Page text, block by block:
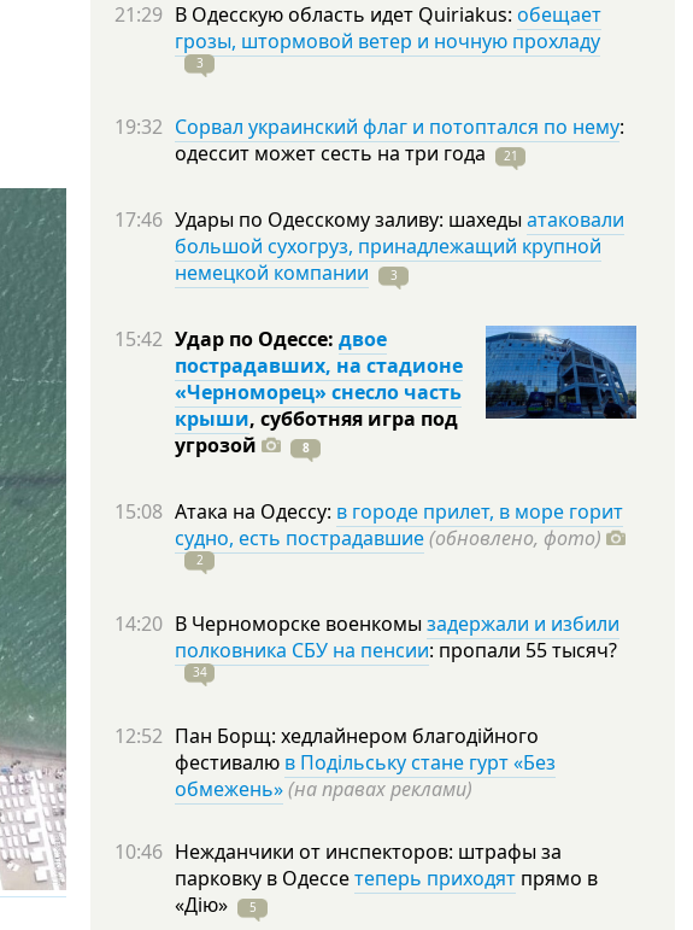
21:29 В Одесскую область идет Quiriakus: обещает
грозы, штормовой ветер и ночную прохладу
3
19:32 Сорвал украинский флаг и потоптался по нему:
одессит может сесть на три года 21
17:46 Удары по Одесскому заливу: шахеды атаковали
большой сухогруз, принадлежащий крупной
немецкой компании
3
15:42 Удар по Одессе: двое
пострадавших, на стадионе
«Черноморец» снесло часть
крыши, субботняя игра под
угрозой
8
15:08 Атака на Одессу: в городе прилет, в море горит
судно, есть пострадавшие(обновлено, фото)
2
14:20 В Черноморске военкомы задержали и избили
полковника СБУ на пенсии: пропали 55тысяч?
34
12:52 Пан Борщ: хедлайнером благодійного
фестивалю в Подільську стане гурт «Без
обмежень»(на правах реклами)
10:46 Нежданчики от инспекторов: штрафы за
парковку в Одессетеперь приходят прямо в
«Дію»
5